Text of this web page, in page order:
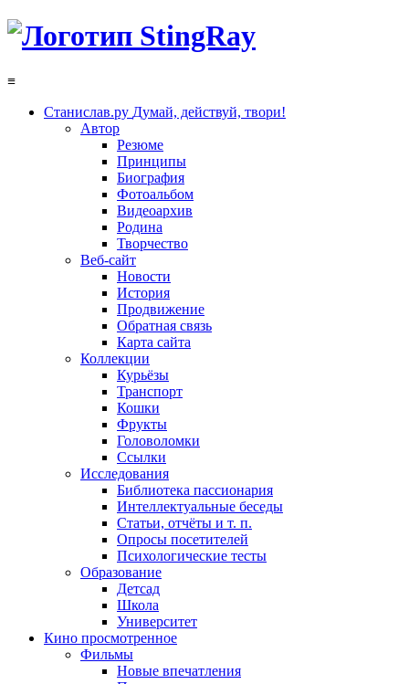
≡
Станислав.ру Думай, действуй, твори!
Автор
Резюме
Принципы
Биография
Фотоальбом
Видеоархив
Родина
Творчество
Веб-сайт
Новости
История
Продвижение
Обратная связь
Карта сайта
Коллекции
Курьёзы
Транспорт
Кошки
Фрукты
Головоломки
Ссылки
Исследования
Библиотека пассионария
Интеллектуальные беседы
Статьи, отчёты и т. п.
Опросы посетителей
Психологические тесты
Образование
Детсад
Школа
Университет
Кино просмотренное
Фильмы
Новые впечатления